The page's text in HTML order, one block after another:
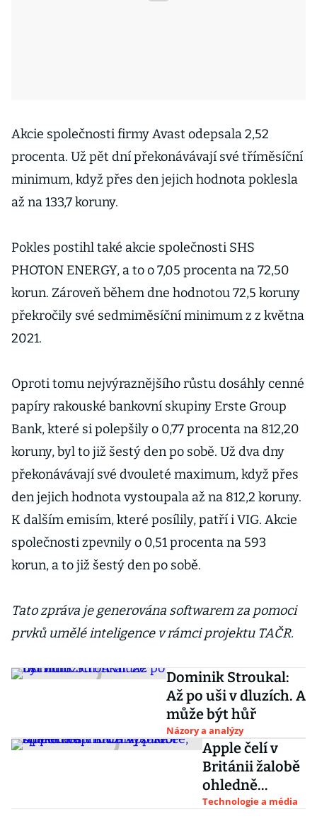
Akcie společnosti firmy Avast odepsala 2,52
procenta. Už pět dní překonávávají své tříměsíční
minimum, když přes den jejich hodnota poklesla
až na 133,7 koruny.
Pokles postihl také akcie společnosti SHS
PHOTON ENERGY, a to o 7,05 procenta na 72,50
korun. Zároveň během dne hodnotou 72,5 koruny
překročily své sedmiměsíční minimum z z května
2021.
Oproti tomu nejvýraznějšího růstu dosáhly cenné
papíry rakouské bankovní skupiny Erste Group
Bank, které si polepšily o 0,77 procenta na 812,20
koruny, byl to již šestý den po sobě. Už dva dny
překonávávají své dvouleté maximum, když přes
den jejich hodnota vystoupala až na 812,2 koruny.
K dalším emisím, které posílily, patří i VIG. Akcie
společnosti zpevnily o 0,51 procenta na 593
korun, a to již šestý den po sobě.
Tato zpráva je generována softwarem za pomoci
prvků umělé inteligence v rámci projektu TAČR.
Dominik Stroukal:
Až po uši v dluzích. A
může být hůř
Názory a analýzy
Apple čelí v
Británii žalobě
ohledně
aplikace App
Technologie a média